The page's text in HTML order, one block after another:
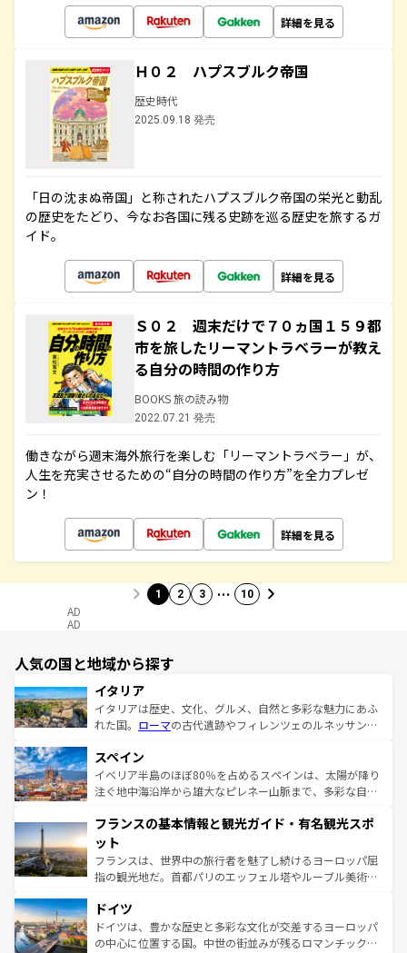
詳細を見る
Ｈ０２ ハプスブルク帝国
歴史時代
2025.09.18 発売
「日の沈まぬ帝国」と称されたハプスブルク帝国の栄光と動乱
の歴史をたどり、今なお各国に残る史跡を巡る歴史を旅するガ
イド。
詳細を見る
Ｓ０２ 週末だけで７０ヵ国１５９都
市を旅したリーマントラベラーが教え
る自分の時間の作り方
BOOKS 旅の読み物
2022.07.21 発売
働きながら週末海外旅行を楽しむ「リーマントラベラー」が、
人生を充実させるための“自分の時間の作り方”を全力プレゼ
ン！
詳細を見る
1 2 3 … 10
AD
AD
人気の国と地域から探す
イタリア
イタリアは歴史、文化、グルメ、自然と多彩な魅力にあふ
れた国。 ローマの古代遺跡やフィレンツェのルネッサンス
ろん、トスカーナの美しい田園風景やアマルフィ海岸の絶
景など、自然景観も見逃せない。観光の合間には、本場の
ピザやパスタなど、絶品のイタリア料理を堪能することも
ませてくれるイタリアで、忘れられない旅をしてみよう！
なお、新着のイタリア情報は
しい。
スペイン
イベリア半島のほぼ80％を占めるスペインは、太陽が降り
注ぐ地中海沿岸から雄大なピレネー山脈まで、多彩な自然
文化が根付くこの国では、情熱的なフラメンコ、熱気あふ
れる闘牛、そして美味しいタパスが生活の一部となってい
る。首都マドリードの洗練された雰囲気や、バルセロナの
アートに溢れた街角から、地方では古代ローマ遺跡や中世
せる。地方によって風土や気候が異なるスペインはその個
性で訪れる人を魅了する。 なお、新着のスペイン情報は コ
ンテンツ一覧を参照してほしい。
フランスの基本情報と観光ガイド・有名観光スポ
ット
フランスは、世界中の旅行者を魅了し続けるヨーロッパ屈
指の観光地だ。首都パリのエッフェル塔やルーブル美術館
で、幅広い魅力が詰まっている。華麗な宮殿、歴史的な大
聖堂、美しいビーチ、そして豊かな自然が、訪れる者を心
から魅了する。また、フランスは美食の国としても知ら
ドイツ
ドイツは、豊かな歴史と多彩な文化が交差するヨーロッパ
の中心に位置する国。中世の街並みが残るロマンチック街